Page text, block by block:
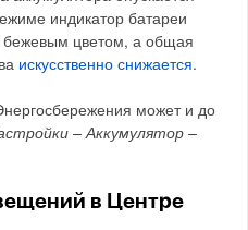
индикатор батареи
бежевым цветом, а общая
искусственно снижается.
может и до
– Аккумулятор –
в Центре